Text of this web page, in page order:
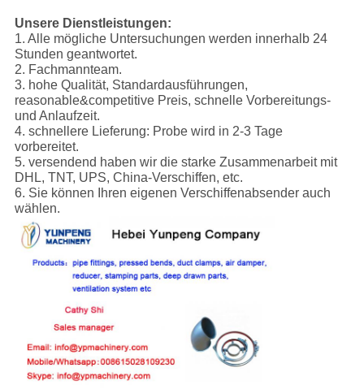
Unsere Dienstleistungen:
1. Alle mögliche Untersuchungen werden innerhalb 24
Stunden geantwortet.
2. Fachmannteam.
3. hohe Qualität, Standardausführungen,
reasonable&competitive Preis, schnelle Vorbereitungs-
und Anlaufzeit.
4. schnellere Lieferung: Probe wird in 2-3 Tage
vorbereitet.
5. versendend haben wir die starke Zusammenarbeit mit
DHL, TNT, UPS, China-Verschiffen, etc.
6. Sie können Ihren eigenen Verschiffenabsender auch
wählen.